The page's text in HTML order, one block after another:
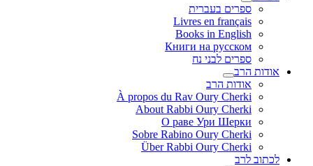
ספרים בעברית
Livres en français
Books in English
Книги на русском
ספרים לבני נח
אודות הרב
אודות הרב
À propos du Rav Oury Cherki
About Rabbi Oury Cherki
О раве Ури Шерки
Sobre Rabino Oury Cherki
Über Rabbi Oury Cherki
לכתוב לרב